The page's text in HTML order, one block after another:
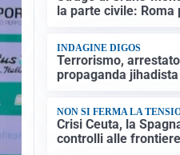
la parte civile: Roma
INDAGINE DIGOS
Terrorismo,
propaganda jihadista
NON SI FERMA LA
Crisi Ceuta, la
controlli alle